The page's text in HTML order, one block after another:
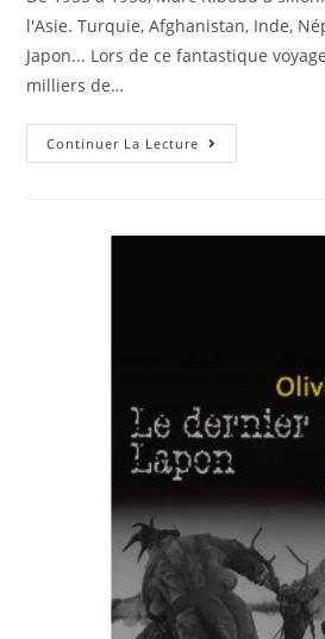
l'Asie. Turquie, Afghanistan, Inde,
Japon... Lors de ce fantastique
milliers de…
Continuer La Lecture